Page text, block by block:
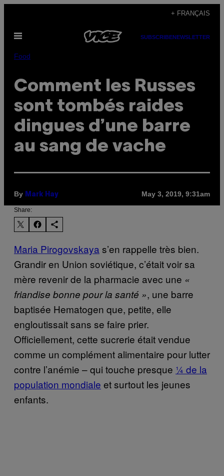
content
+ FRANÇAIS
Open
SUBSCRIBENEWSLETTER
Food
Comment les Russes
sont tombés raides
dingues d’une barre
au sang de vache
By Mark Hay May 3, 2019, 9:31am
Share:
Maria Pirogovskaya s’en rappelle très bien.
Grandir en Union soviétique, c’était voir sa
mère revenir de la pharmacie avec une «
friandise bonne pour la santé », une barre
baptisée Hematogen que, petite, elle
engloutissait sans se faire prier.
Officiellement, cette sucrerie était vendue
comme un complément alimentaire pour lutter
contre l’anémie – qui touche presque ¼ de la
population mondiale et surtout les jeunes
enfants.